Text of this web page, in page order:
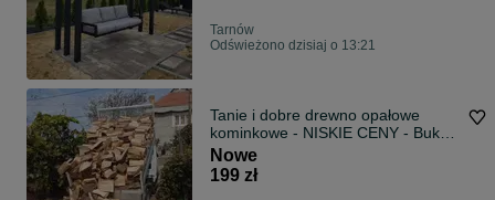
Tarnów
Odświeżono dzisiaj o 13:21
Tanie i dobre drewno opałowe
kominkowe - NISKIE CENY - Buk
Dąb Brzoza Grab Sosna Świerk -
Dostawa drewna do domu -
Dowolny wymiar drewna
Nowe
199 zł